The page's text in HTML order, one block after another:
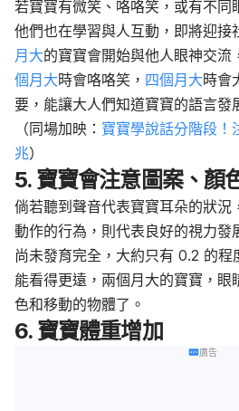
若寶寶有微笑、咯咯笑，或有不同
他們也在學習與人互動，即將迎接
月大的寶寶會開始與他人眼神交流
個月大時會咯咯笑， 四個月大時會
要，能讓大人們知道寶寶的語言發
（同場加映： 寶寶學說話分階段！
兆）
5. 寶寶會注意圖案、顏
倘若聽到聲音代表寶寶耳朵的狀況
動作的行為，則代表良好的視力發
尚未發育完全，大約只有 0.2 的程
能看得更遠，兩個月大的寶寶，眼
色和移動的物體了。
6. 寶寶體重增加
廣告